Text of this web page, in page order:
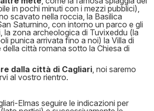
in pochi minuti con i mezzi pubblici),
scavato nella roccia, la Basilica
Saturnino, con intorno un parco e gli
la zona archeologica di Tuvixeddu (la
punica arrivata fino a noi) la Villa di
città romana sotto la Chiesa di
dalla città di Cagliari, noi saremo
al vostro rientro.
Elmas seguire le indicazioni per